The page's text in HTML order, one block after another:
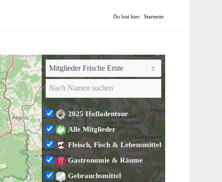
Du bist hier: Startseite
2025 Hofladentour
Alle Mitglieder
Fleisch, Fisch & Lebensmittel
Gastronomie & Räume
Gebrauchsmittel